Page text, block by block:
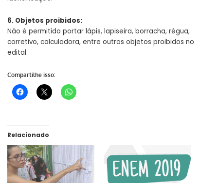
6. Objetos proibidos:
Não é permitido portar lápis, lapiseira, borracha, régua,
corretivo, calculadora, entre outros objetos proibidos no
edital.
Compartilhe isso:
Relacionado